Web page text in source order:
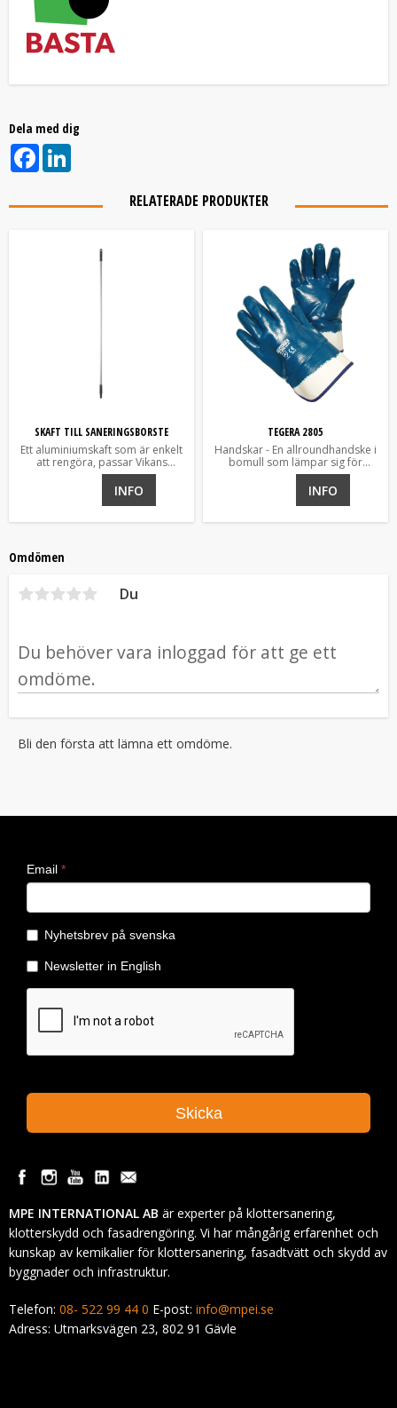
Dela med dig
Facebook
Omdömen
Du
Bli den första att lämna ett omdöme.
RELATERADE PRODUKTER
SKAFT TILL SANERINGSBORSTE
Ett aluminiumskaft som är enkelt
att rengöra, passar Vikans
borstar.
INFO
TEGERA 2805
Handskar - En allroundhandske i
bomull som lämpar sig för
klottersanering
INFO
MPE INTERNATIONAL AB är experter på klottersanering,
klotterskydd och fasadrengöring. Vi har mångårig erfarenhet och
kunskap av kemikalier för klottersanering, fasadtvätt och skydd av
byggnader och infrastruktur.
Telefon: 08- 522 99 44 0 E-post: info@mpei.se
Adress: Utmarksvägen 23, 802 91 Gävle